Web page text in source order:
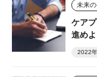
ケア
進め
2022年